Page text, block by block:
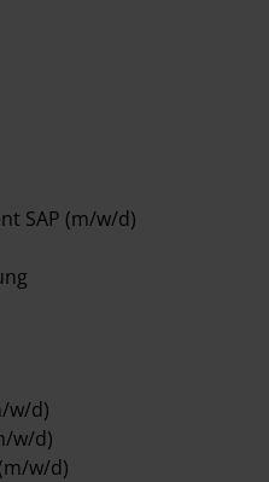
SAP (m/w/d)
w/d)
w/d)
w/d)